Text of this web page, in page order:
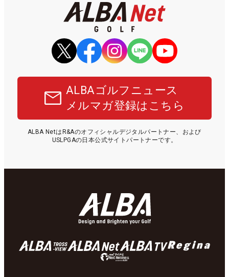
ALBAゴルフニュース
メルマガ登録はこちら
ALBA NetはR&Aのオフィシャルデジタルパートナー、および
USLPGAの日本公式サイトパートナーです。